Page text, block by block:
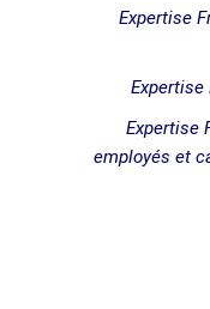
Expertise
Expertise
Expertise
employés et